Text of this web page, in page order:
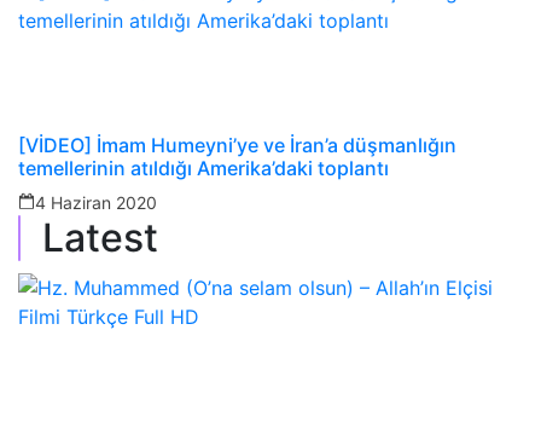
[VİDEO] İmam Humeyni’ye ve İran’a düşmanlığın
temellerinin atıldığı Amerika’daki toplantı
4 Haziran 2020
Latest